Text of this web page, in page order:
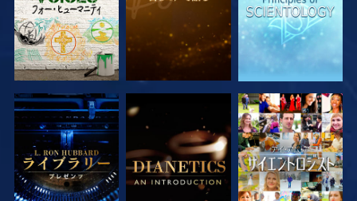
シリーズを探求 シリーズを探求 観る